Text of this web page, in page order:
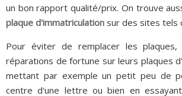
un bon rapport qualité/prix. On trouve
plaque d'immatriculation sur des sites tels
Pour éviter de remplacer les
réparations de fortune sur leurs plaques
mettant par exemple un petit peu de
centre d'une lettre ou bien en